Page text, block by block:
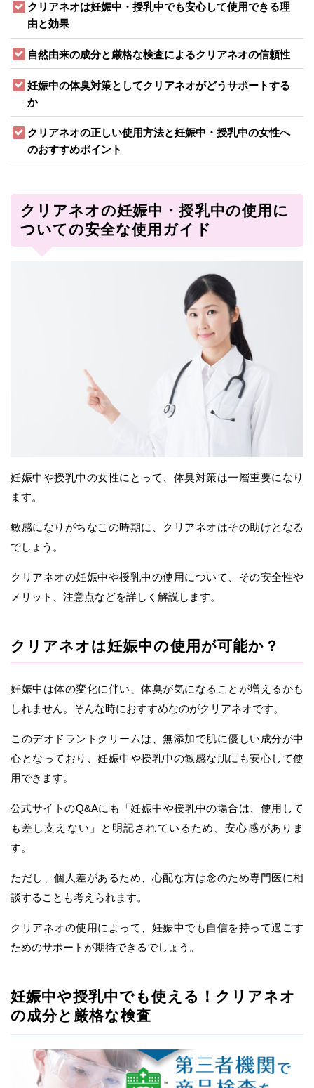
クリアネオは妊娠中・授乳中でも安心して使用できる理
由と効果
自然由来の成分と厳格な検査によるクリアネオの信頼性
妊娠中の体臭対策としてクリアネオがどうサポートする
か
クリアネオの正しい使用方法と妊娠中・授乳中の女性へ
のおすすめポイント
クリアネオの妊娠中・授乳中の使用に
ついての安全な使用ガイド
妊娠中や授乳中の女性にとって、体臭対策は一層重要になり
ます。
敏感になりがちなこの時期に、クリアネオはその助けとなる
でしょう。
クリアネオの妊娠中や授乳中の使用について、その安全性や
メリット、注意点などを詳しく解説します。
クリアネオは妊娠中の使用が可能か？
妊娠中は体の変化に伴い、体臭が気になることが増えるかも
しれません。そんな時におすすめなのがクリアネオです。
このデオドラントクリームは、無添加で肌に優しい成分が中
心となっており、妊娠中や授乳中の敏感な肌にも安心して使
用できます。
公式サイトのQ&Aにも「妊娠中や授乳中の場合は、使用して
も差し支えない」と明記されているため、安心感がありま
す。
ただし、個人差があるため、心配な方は念のため専門医に相
談することも考えられます。
クリアネオの使用によって、妊娠中でも自信を持って過ごす
ためのサポートが期待できるでしょう。
妊娠中や授乳中でも使える！クリアネオ
の成分と厳格な検査